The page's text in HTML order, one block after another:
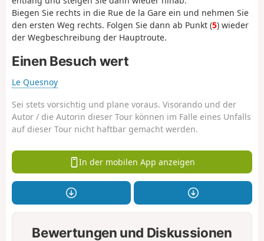
Biegen Sie rechts in die Rue de la Gare ein und nehmen Sie
den ersten Weg rechts. Folgen Sie dann ab Punkt (5) wieder
der Wegbeschreibung der Hauptroute.
Einen Besuch wert
Le Quesnoy
Sei stets vorsichtig und plane voraus. Visorando und der
Autor / die Autorin dieser Tour können im Falle eines Unfalls
auf dieser Tour nicht haftbar gemacht werden.
In der mobilen App anzeigen
Bewertungen und Diskussionen